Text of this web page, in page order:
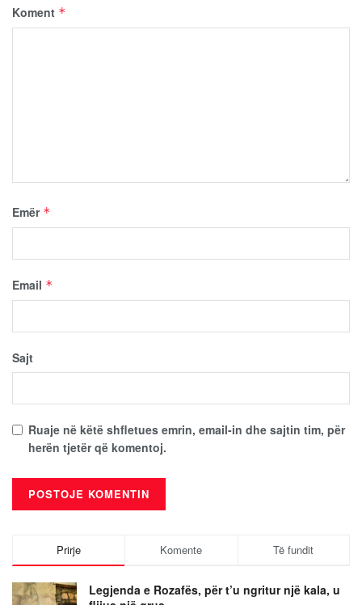
Koment *
Emër *
Email *
Sajt
Ruaje në këtë shfletues emrin, email-in dhe sajtin tim, për
herën tjetër që komentoj.
Prirje Komente Të fundit
Legjenda e Rozafës, për t’u ngritur një kala, u